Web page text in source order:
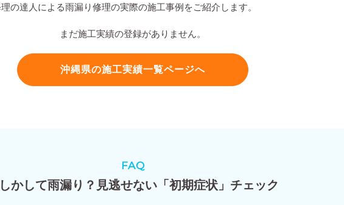
の達人による雨漏り修理の実際の施工事例をご紹介します。
まだ施工実績の登録がありません。
沖縄県の施工実績一覧ページへ
かして雨漏り？見逃せない「初期症状」チェック
FAQ